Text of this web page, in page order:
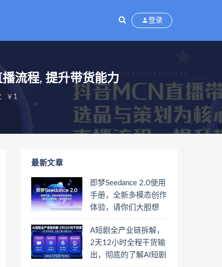
登录
流程, 提升带货能力
￥1
最新文章
即梦Seedance 2.0使用
手册，全新多模态创作
体验，请你们大胆想
A短剧全产业链拆解，
2天12小时全程干货输
出，彻底的了解AI短剧